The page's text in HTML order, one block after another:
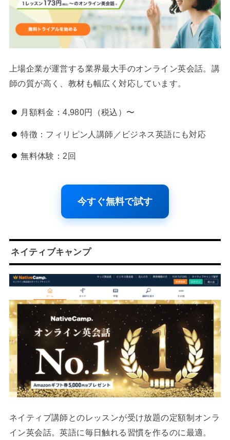
上場企業が運営する業界最大手のオンライン英会話。講
師の質が高く、教材も幅広く対応しています。
月額料金：4,980円（税込）〜
特徴：フィリピン人講師／ビジネス英語にも対応
無料体験：2回
今すぐ無料で試す
ネイティブキャンプ
ネイティブ講師とのレッスンが受け放題の定額制オンラ
イン英会話。英語に毎日触れる習慣を作るのに最適。